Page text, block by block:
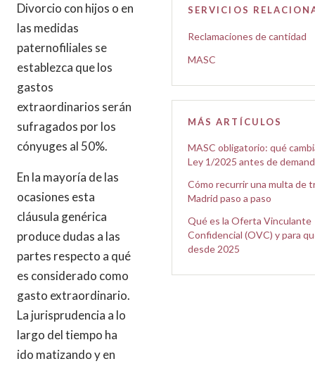
Divorcio con hijos o en
las medidas
paternofiliales se
establezca que los
gastos
extraordinarios serán
sufragados por los
cónyuges al 50%.
En la mayoría de las
ocasiones esta
cláusula genérica
produce dudas a las
partes respecto a qué
es considerado como
gasto extraordinario.
La jurisprudencia a lo
largo del tiempo ha
ido matizando y en
SERVICIOS
Reclamaciones de cantidad
MASC
MÁS ARTÍCULOS
MASC obligatorio: qué
Ley 1/2025 antes de
Cómo recurrir una multa de
Madrid paso a paso
Qué es la Oferta Vinculante
Confidencial (OVC) y para
desde 2025